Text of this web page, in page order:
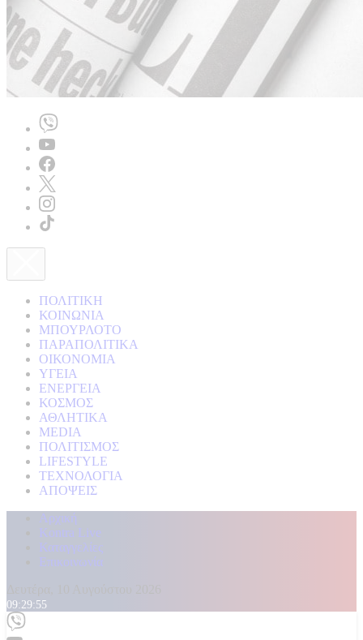
ΠΟΛΙΤΙΚΗ
ΚΟΙΝΩΝΙΑ
ΜΠΟΥΡΛΟΤΟ
ΠΑΡΑΠΟΛΙΤΙΚΑ
ΟΙΚΟΝΟΜΙΑ
ΥΓΕΙΑ
ΕΝΕΡΓΕΙΑ
ΚΟΣΜΟΣ
ΑΘΛΗΤΙΚΑ
MEDIA
ΠΟΛΙΤΙΣΜΟΣ
LIFESTYLE
ΤΕΧΝΟΛΟΓΙΑ
ΑΠΟΨΕΙΣ
Αρχική
Kontra Live
Καταγγελίες
Επικοινωνία
09:29:58